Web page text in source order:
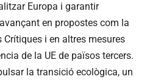
Europa i garantir
en propostes com la
Crítiques i en altres mesures
de la UE de països tercers.
la transició ecològica, un